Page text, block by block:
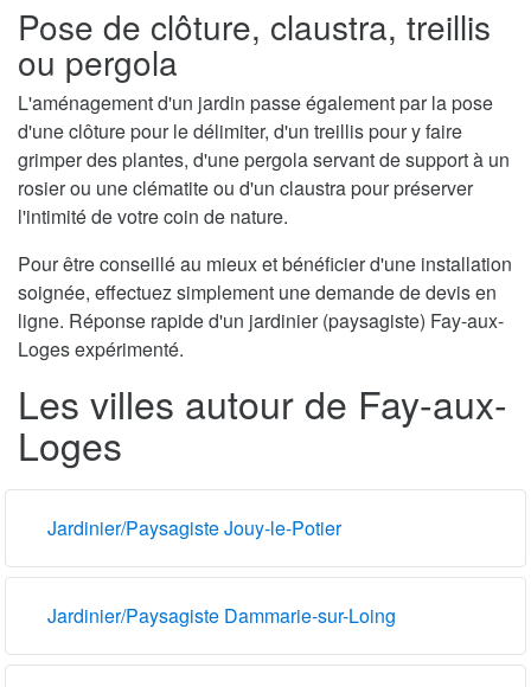
Pose de clôture, claustra, treillis
ou pergola
L'aménagement d'un jardin passe également par la pose
d'une clôture pour le délimiter, d'un treillis pour y faire
grimper des plantes, d'une pergola servant de support à un
rosier ou une clématite ou d'un claustra pour préserver
l'intimité de votre coin de nature.
Pour être conseillé au mieux et bénéficier d'une installation
soignée, effectuez simplement une demande de devis en
ligne. Réponse rapide d'un jardinier (paysagiste) Fay-aux-
Loges expérimenté.
Les villes autour de Fay-aux-
Loges
Jardinier/Paysagiste Jouy-le-Potier
Jardinier/Paysagiste Dammarie-sur-Loing